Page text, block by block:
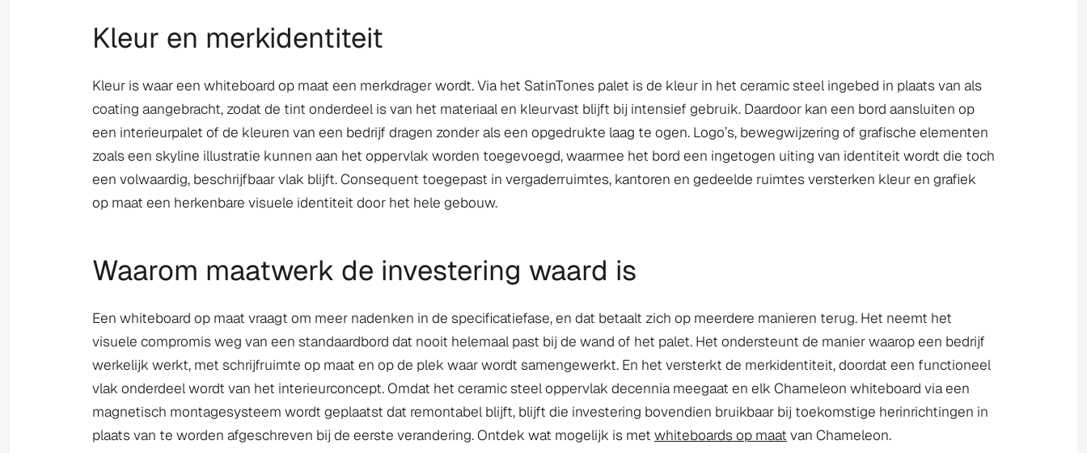
Kleur en merkidentiteit
Kleur is waar een whiteboard op maat een merkdrager wordt. Via het SatinTones palet is de kleur in het ceramic steel ingebed in plaats van als
coating aangebracht, zodat de tint onderdeel is van het materiaal en kleurvast blijft bij intensief gebruik. Daardoor kan een bord aansluiten op
een interieurpalet of de kleuren van een bedrijf dragen zonder als een opgedrukte laag te ogen. Logo’s, bewegwijzering of grafische elementen
zoals een skyline illustratie kunnen aan het oppervlak worden toegevoegd, waarmee het bord een ingetogen uiting van identiteit wordt die toch
een volwaardig, beschrijfbaar vlak blijft. Consequent toegepast in vergaderruimtes, kantoren en gedeelde ruimtes versterken kleur en grafiek
op maat een herkenbare visuele identiteit door het hele gebouw.
Waarom maatwerk de investering waard is
Een whiteboard op maat vraagt om meer nadenken in de specificatiefase, en dat betaalt zich op meerdere manieren terug. Het neemt het
visuele compromis weg van een standaardbord dat nooit helemaal past bij de wand of het palet. Het ondersteunt de manier waarop een bedrijf
werkelijk werkt, met schrijfruimte op maat en op de plek waar wordt samengewerkt. En het versterkt de merkidentiteit, doordat een functioneel
vlak onderdeel wordt van het interieurconcept. Omdat het ceramic steel oppervlak decennia meegaat en elk Chameleon whiteboard via een
magnetisch montagesysteem wordt geplaatst dat remontabel blijft, blijft die investering bovendien bruikbaar bij toekomstige herinrichtingen in
plaats van te worden afgeschreven bij de eerste verandering. Ontdek wat mogelijk is met whiteboards op maat van Chameleon.